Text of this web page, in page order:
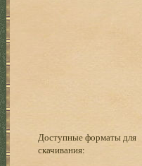
Доступные форматы для
скачивания: